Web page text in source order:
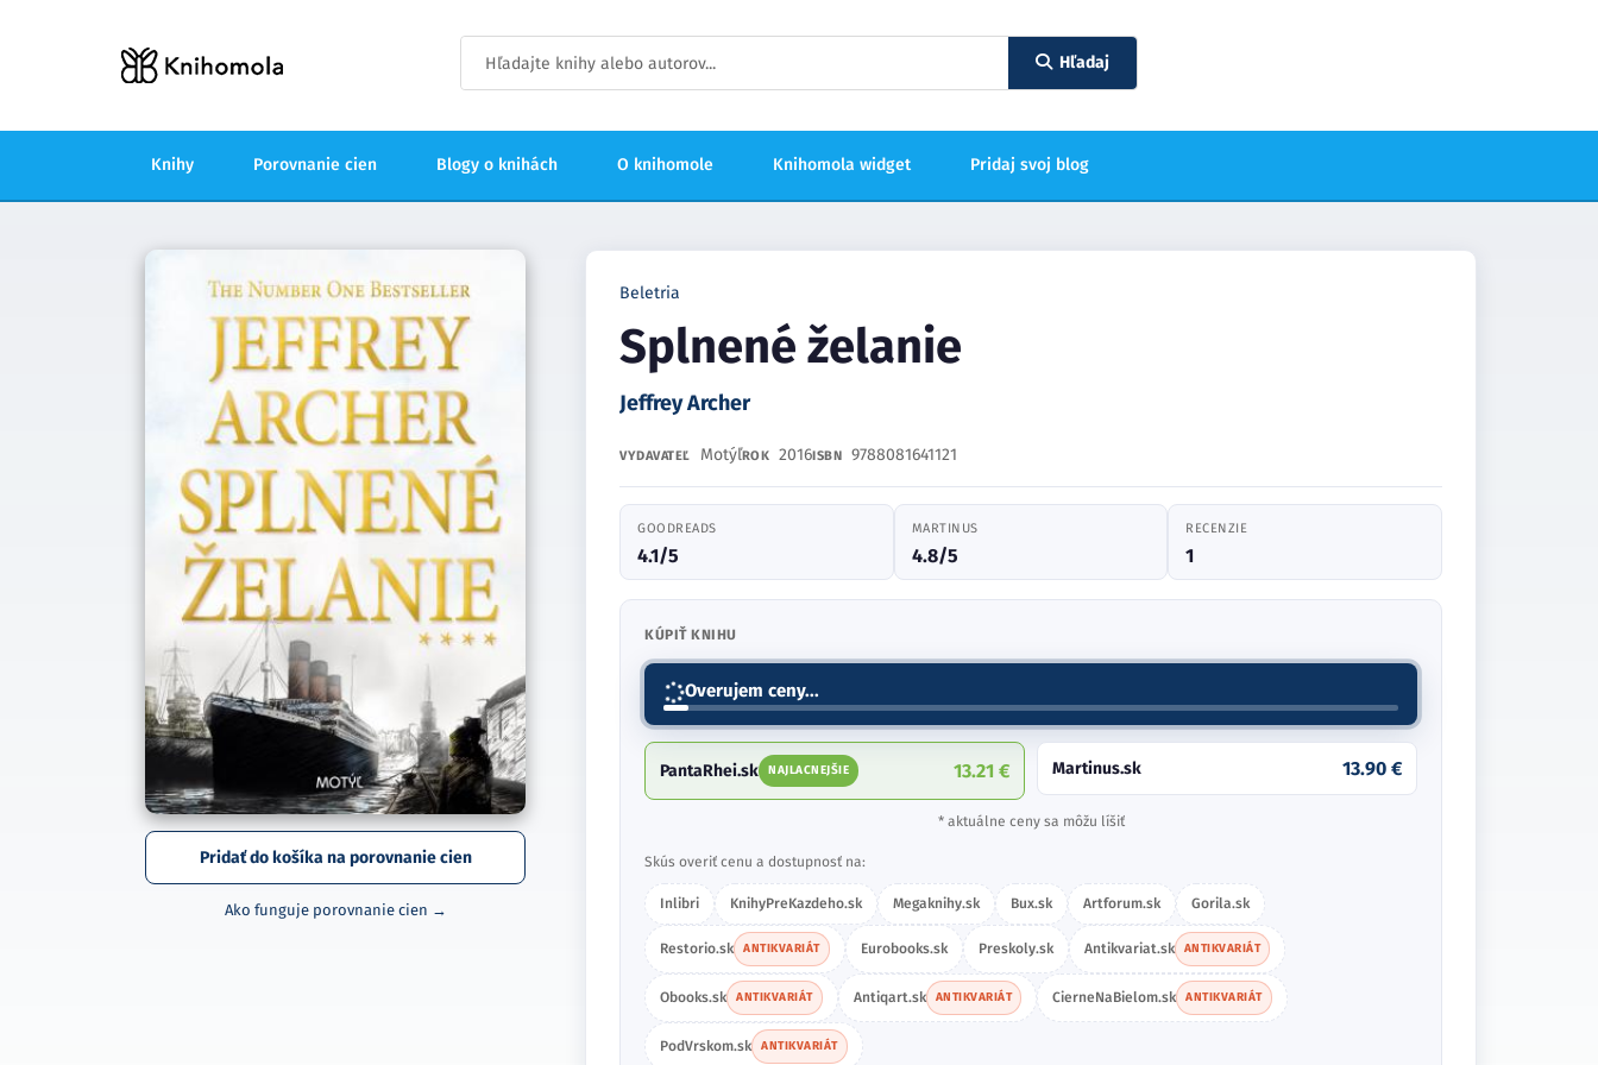
Hľadaj
Knihy Porovnanie cien Blogy o knihách O knihomole Knihomola widget Pridaj svoj blog
Pridať do košíka na porovnanie cien
Ako funguje porovnanie cien →
Beletria
Splnené želanie
Jeffrey Archer
VYDAVATEĽ MotýľROK 2016ISBN 9788081641121
GOODREADS
4.1/5
MARTINUS
4.8/5
RECENZIE
1
KÚPIŤ KNIHU
Overujem ceny...
PantaRhei.sk NAJLACNEJŠIE 13.21 € Martinus.sk 13.90 €
* aktuálne ceny sa môžu líšiť
Skús overiť cenu a dostupnosť na:
Inlibri KnihyPreKazdeho.sk Megaknihy.sk Bux.sk Artforum.sk Gorila.sk
Restorio.sk ANTIKVARIÁT Eurobooks.sk Preskoly.sk Antikvariat.sk ANTIKVARIÁT
Obooks.sk ANTIKVARIÁT Antiqart.sk ANTIKVARIÁT CierneNaBielom.sk ANTIKVARIÁT
PodVrskom.sk ANTIKVARIÁT